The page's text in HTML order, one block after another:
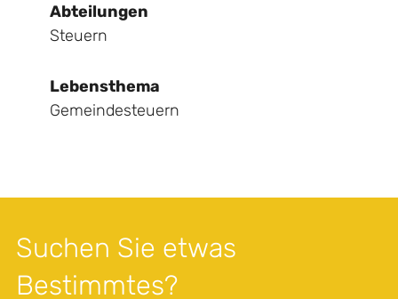
Abteilungen
Steuern
Lebensthema
Gemeindesteuern
Suchen Sie etwas
Bestimmtes?